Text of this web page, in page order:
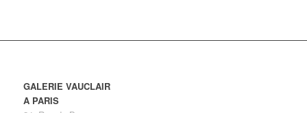
GALERIE VAUCLAIR
A PARIS